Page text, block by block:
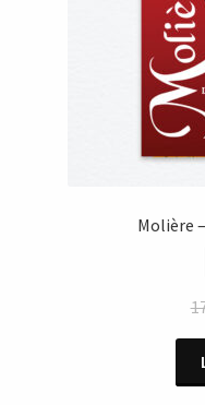
Molière